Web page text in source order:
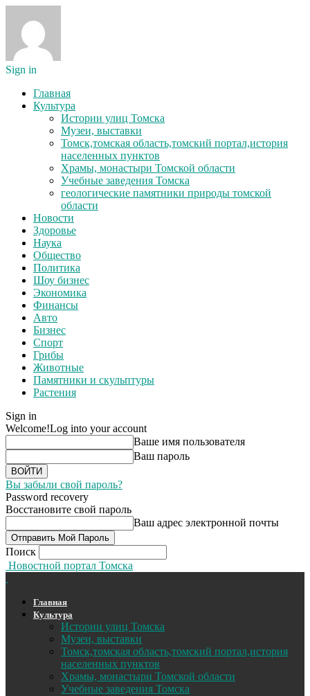
Sign in
Главная
Культура
Истории улиц Томска
Музеи, выставки
Томск,томская область,томский портал,история
населенных пунктов
Храмы, монастыри Томской области
Учебные заведения Томска
геологические памятники природы томской
области
Новости
Здоровье
Наука
Общество
Политика
Шоу бизнес
Экономика
Финансы
Авто
Бизнес
Спорт
Грибы
Животные
Памятники и скульптуры
Растения
Sign in
Welcome!Log into your account
Ваше имя пользователя
Ваш пароль
Вы забыли свой пароль?
Password recovery
Восстановите свой пароль
Ваш адрес электронной почты
Поиск
Новостной портал Томска
Главная
Культура
Истории улиц Томска
Музеи, выставки
Томск,томская область,томский портал,история
населенных пунктов
Храмы, монастыри Томской области
Учебные заведения Томска